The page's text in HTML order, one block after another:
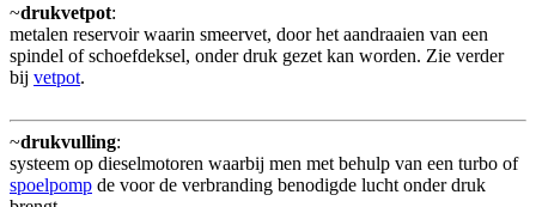
~drukvetpot:
metalen reservoir waarin smeervet, door het aandraaien van een
spindel of schoefdeksel, onder druk gezet kan worden. Zie verder
bij vetpot.
~drukvulling:
systeem op dieselmotoren waarbij men met behulp van een turbo of
spoelpomp de voor de verbranding benodigde lucht onder druk